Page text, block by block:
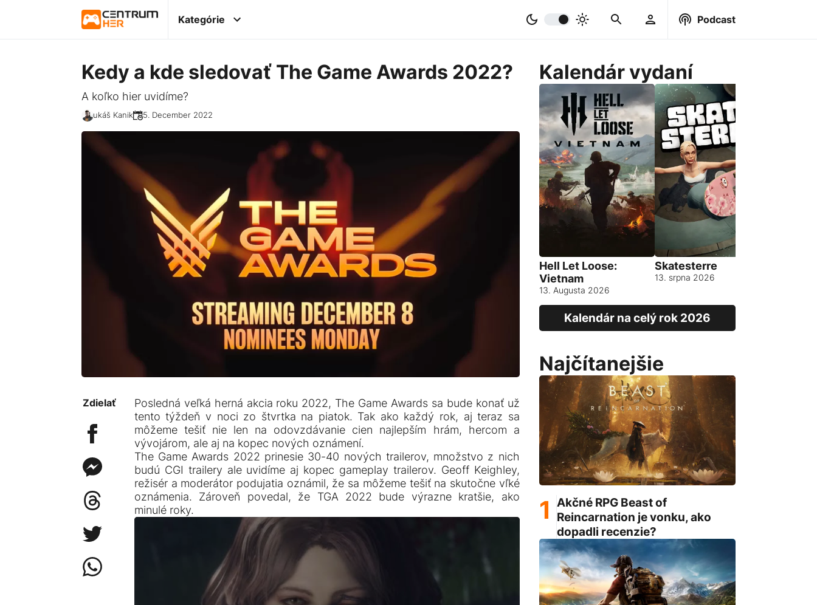
Kategórie Podcast
Kedy a kde sledovať The Game Awards 2022?
A koľko hier uvidíme?
Lukáš Kanik 05. December 2022
Zdielať
Posledná veľká herná akcia roku 2022, The Game Awards sa bude konať už
tento týždeň v noci zo štvrtka na piatok. Tak ako každý rok, aj teraz sa
môžeme tešiť nie len na odovzdávanie cien najlepším hrám, hercom a
vývojárom, ale aj na kopec nových oznámení.
The Game Awards 2022 prinesie 30-40 nových trailerov, množstvo z nich
budú CGI trailery ale uvidíme aj kopec gameplay trailerov. Geoff Keighley,
režisér a moderátor podujatia oznámil, že sa môžeme tešiť na skutočne vľké
oznámenia. Zároveň povedal, že TGA 2022 bude výrazne kratšie, ako
minulé roky.
Kalendár vydaní
Hell Let Loose:
Vietnam
13. Augusta 2026
Skatesterre
13. srpna 2026
Kalendár na celý rok 2026
Najčítanejšie
Akčné RPG Beast of
Reincarnation je vonku, ako
dopadli recenzie?